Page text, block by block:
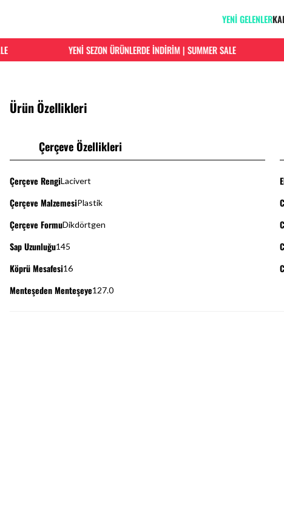
YENİ GELENLER
YENİ SEZON ÜRÜNLERDE İNDİRİM | SUMMER SALE
Ürün Özellikleri
Çerçeve Özellikleri
Çerçeve RengiLacivert
Çerçeve MalzemesiPlastik
Çerçeve FormuDikdörtgen
Sap Uzunluğu145
Köprü Mesafesi16
Menteşeden Menteşeye127.0